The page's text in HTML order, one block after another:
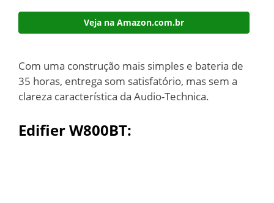
Veja na Amazon.com.br
Com uma construção mais simples e bateria de
35 horas, entrega som satisfatório, mas sem a
clareza característica da Audio-Technica.
Edifier W800BT: